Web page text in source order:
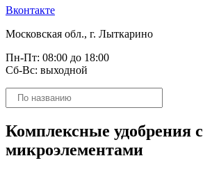
Вконтакте
Московская обл., г. Лыткарино
Пн-Пт: 08:00 до 18:00
Сб-Вс: выходной
Поиск
товаров
Комплексные удобрения с
микроэлементами